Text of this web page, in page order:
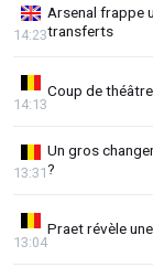
Arsenal frappe
transferts
14:23
Coup de
14:13
Un gros
?
13:31
Praet révèle
13:04